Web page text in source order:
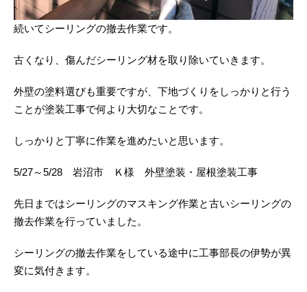
続いてシーリングの撤去作業です。
古くなり、傷んだシーリング材を取り除いていきます。
外壁の塗料選びも重要ですが、下地づくりをしっかりと行う
ことが塗装工事で何より大切なことです。
しっかりと丁寧に作業を進めたいと思います。
5/27～5/28 岩沼市 Ｋ様 外壁塗装・屋根塗装工事
先日まではシーリングのマスキング作業と古いシーリングの
撤去作業を行っていました。
シーリングの撤去作業をしている途中に工事部長の伊㔟が異
変に気付きます。